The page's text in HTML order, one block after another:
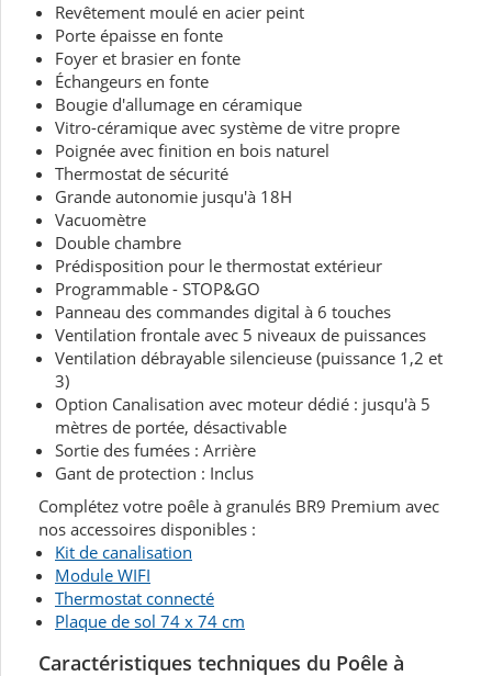
Revêtement moulé en acier peint
Porte épaisse en fonte
Foyer et brasier en fonte
Échangeurs en fonte
Bougie d'allumage en céramique
Vitro-céramique avec système de vitre propre
Poignée avec finition en bois naturel
Thermostat de sécurité
Grande autonomie jusqu'à 18H
Vacuomètre
Double chambre
Prédisposition pour le thermostat extérieur
Programmable - STOP&GO
Panneau des commandes digital à 6 touches
Ventilation frontale avec 5 niveaux de puissances
Ventilation débrayable silencieuse (puissance 1,2 et
3)
Option Canalisation avec moteur dédié : jusqu'à 5
mètres de portée, désactivable
Sortie des fumées : Arrière
Gant de protection : Inclus
Complétez votre poêle à granulés BR9 Premium avec
nos accessoires disponibles :
Kit de canalisation
Module WIFI
Thermostat connecté
Plaque de sol 74 x 74 cm
Caractéristiques techniques du Poêle à